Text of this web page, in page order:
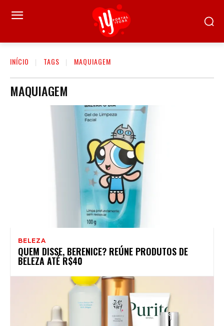
INÍCIO TAGS MAQUIAGEM
MAQUIAGEM
BELEZA
QUEM DISSE, BERENICE? REÚNE PRODUTOS DE
BELEZA ATÉ R$40